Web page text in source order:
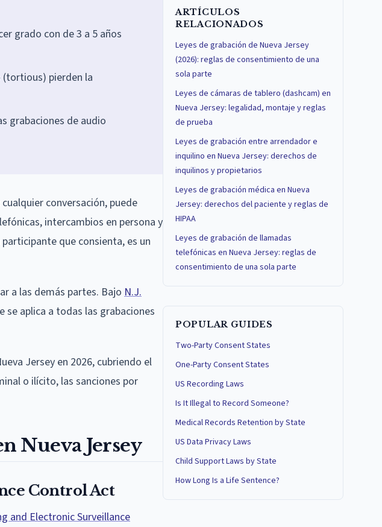
grado con de 3 a 5 años
(tortious) pierden la
grabaciones de audio
conversación, puede
intercambios en persona y
que consienta, es un
a las demás partes. Bajo N.J.
aplica a todas las grabaciones
Jersey en 2026, cubriendo el
o ilícito, las sanciones por
Nueva Jersey
Control Act
and Electronic Surveillance
ARTÍCULOS
RELACIONADOS
Leyes de grabación de Nueva Jersey
(2026): reglas de consentimiento de una
sola parte
Leyes de cámaras de tablero (dashcam) en
Nueva Jersey: legalidad, montaje y reglas
de prueba
Leyes de grabación entre arrendador e
inquilino en Nueva Jersey: derechos de
inquilinos y propietarios
Leyes de grabación médica en Nueva
Jersey: derechos del paciente y reglas de
HIPAA
Leyes de grabación de llamadas
telefónicas en Nueva Jersey: reglas de
consentimiento de una sola parte
POPULAR GUIDES
Two-Party Consent States
One-Party Consent States
US Recording Laws
Is It Illegal to Record Someone?
Medical Records Retention by State
US Data Privacy Laws
Child Support Laws by State
How Long Is a Life Sentence?